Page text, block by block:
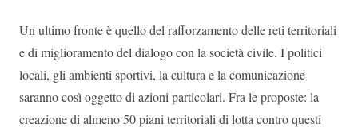
Un ultimo fronte è quello del rafforzamento delle reti territoriali
e di miglioramento del dialogo con la società civile. I politici
locali, gli ambienti sportivi, la cultura e la comunicazione
saranno così oggetto di azioni particolari. Fra le proposte: la
creazione di almeno 50 piani territoriali di lotta contro questi